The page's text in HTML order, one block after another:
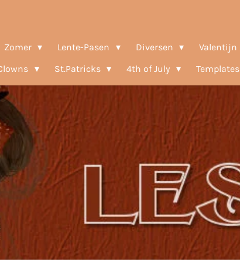
Zomer Lente-Pasen Diversen Valentijn
St.Patricks 4th of July Templates